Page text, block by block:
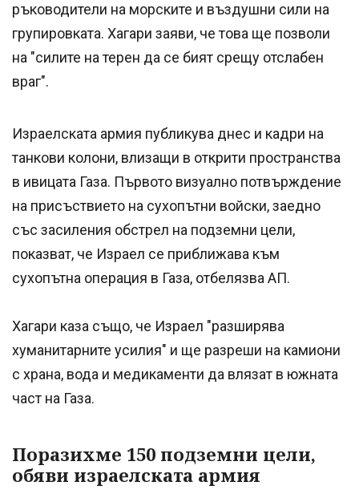
ръководители на морските и въздушни сили на
групировката. Хагари заяви, че това ще позволи
на "силите на терен да се бият срещу отслабен
враг".
Израелската армия публикува днес и кадри на
танкови колони, влизащи в открити пространства
в ивицата Газа. Първото визуално потвърждение
на присъствието на сухопътни войски, заедно
със засиления обстрел на подземни цели,
показват, че Израел се приближава към
сухопътна операция в Газа, отбелязва АП.
Хагари каза също, че Израел "разширява
хуманитарните усилия" и ще разреши на камиони
с храна, вода и медикаменти да влязат в южната
част на Газа.
Поразихме 150 подземни цели,
обяви израелската армия